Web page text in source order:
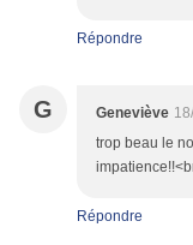
Répondre
G Geneviève
trop beau le
Répondre